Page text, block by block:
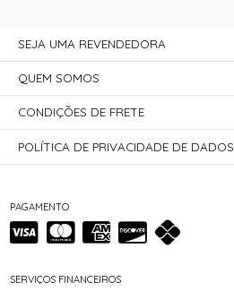
PAGAMENTO
SERVIÇOS FINANCEIROS
SEJA UMA REVENDEDORA
QUEM SOMOS
CONDIÇÕES DE FRETE
POLÍTICA DE PRIVACIDADE DE DADOS